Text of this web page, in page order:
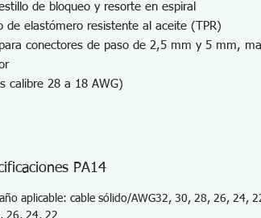
de bloqueo y resorte en espiral
de elastómero resistente al aceite (TPR)
conectores de paso de 2,5 mm y 5 mm,
calibre 28 a 18 AWG)
PA14
aplicable: cable sólido/AWG32, 30, 28, 26, 24,
26, 24, 22